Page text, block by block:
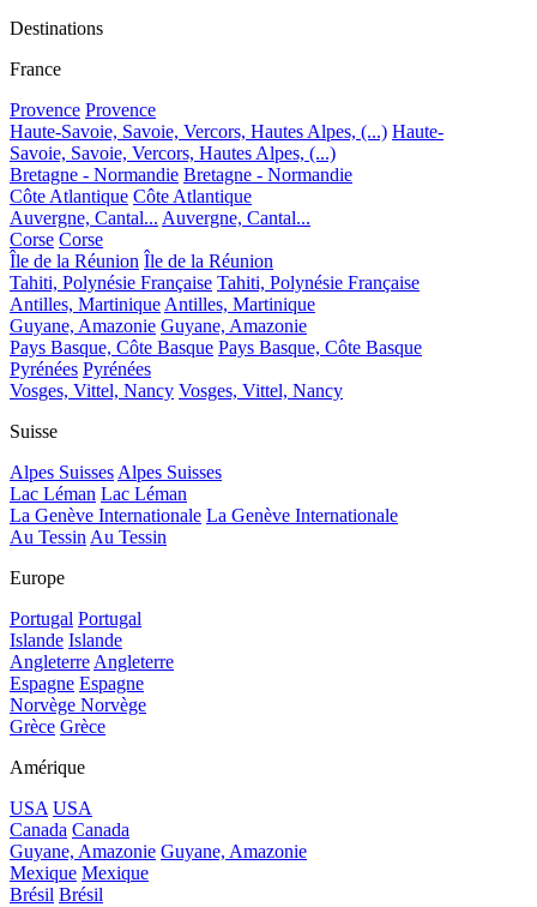
Destinations
France
Provence Provence
Haute-Savoie, Savoie, Vercors, Hautes Alpes, (...) Haute-
Savoie, Savoie, Vercors, Hautes Alpes, (...)
Bretagne - Normandie Bretagne - Normandie
Côte Atlantique Côte Atlantique
Auvergne, Cantal... Auvergne, Cantal...
Corse Corse
Île de la Réunion Île de la Réunion
Tahiti, Polynésie Française Tahiti, Polynésie Française
Antilles, MartiniqueAntilles, Martinique
Guyane, Amazonie Guyane, Amazonie
Pays Basque, Côte Basque Pays Basque, Côte Basque
Pyrénées Pyrénées
Vosges, Vittel, Nancy Vosges, Vittel, Nancy
Suisse
Alpes SuissesAlpes Suisses
Lac Léman Lac Léman
La Genève Internationale La Genève Internationale
Au TessinAu Tessin
Europe
Portugal Portugal
Islande Islande
AngleterreAngleterre
Espagne Espagne
Norvège Norvège
Grèce Grèce
Amérique
USA USA
Canada Canada
Guyane, Amazonie Guyane, Amazonie
Mexique Mexique
Brésil Brésil